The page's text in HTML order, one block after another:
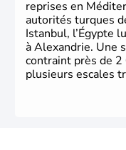
reprises en
autorités turques
Istanbul, l’Égypte
à Alexandrie. Une
contraint près de 2
plusieurs escales